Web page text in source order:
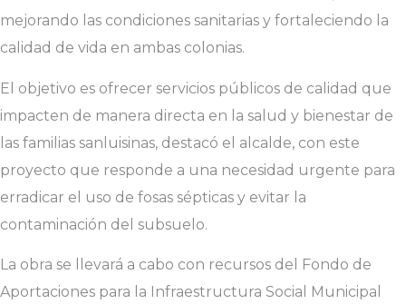
mejorando las condiciones sanitarias y fortaleciendo la
calidad de vida en ambas colonias.
El objetivo es ofrecer servicios públicos de calidad que
impacten de manera directa en la salud y bienestar de
las familias sanluisinas, destacó el alcalde, con este
proyecto que responde a una necesidad urgente para
erradicar el uso de fosas sépticas y evitar la
contaminación del subsuelo.
La obra se llevará a cabo con recursos del Fondo de
Aportaciones para la Infraestructura Social Municipal